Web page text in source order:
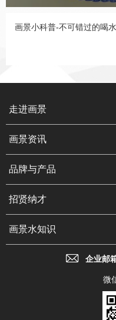
画景小科普-不可错过的喝
走进画景
画景资讯
品牌与产品
招贤纳才
画景水知识
企业邮
微